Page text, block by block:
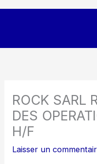
ROCK SARL
DES
H/F
Laisser un